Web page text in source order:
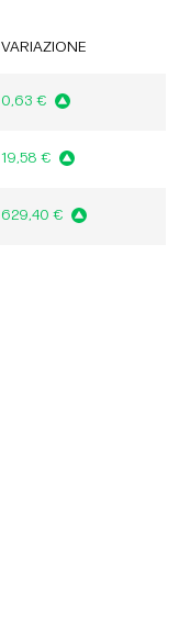
VARIAZIONE
0,63 €
19,58 €
629,40 €